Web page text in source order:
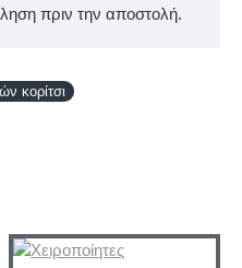
πριν την αποστολή.
κορίτσι